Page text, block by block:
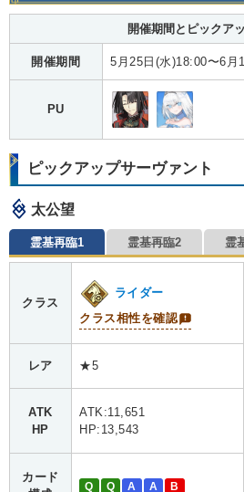
開催期間とピックア
開催期間 5月25日(水)18:00〜6月
PU
ピックアップサーヴァント
太公望
霊基再臨1 霊基再臨2 霊
クラス
ライダー
クラス相性を確認
レア ★5
ATK
HP
ATK:11,651
HP:13,543
カード
Q Q A A B